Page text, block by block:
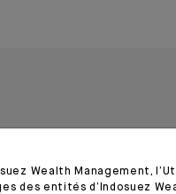
Wealth Management,
des entités d’Indosuez